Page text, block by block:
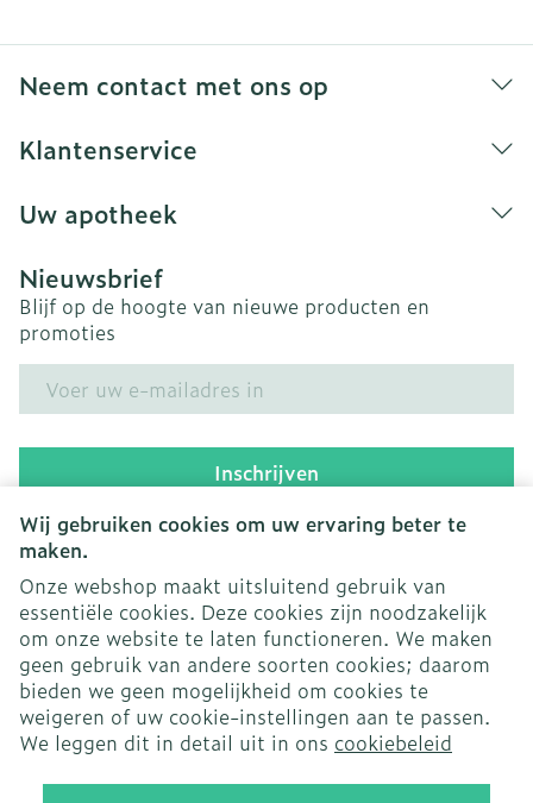
Wij gebruiken cookies om uw ervaring beter te
maken.
Onze webshop maakt uitsluitend gebruik van
essentiële cookies. Deze cookies zijn noodzakelijk
om onze website te laten functioneren. We maken
geen gebruik van andere soorten cookies; daarom
bieden we geen mogelijkheid om cookies te
weigeren of uw cookie-instellingen aan te passen.
We leggen dit in detail uit in ons cookiebeleid
Neem contact met ons op
Klantenservice
Uw apotheek
Nieuwsbrief
Blijf op de hoogte van nieuwe producten en
promoties
Inschrijven
Door op inschrijven te klikken, schrijft u zich in voor onze
nieuwsbrief en gaat u akkoord met onze
Juridische links